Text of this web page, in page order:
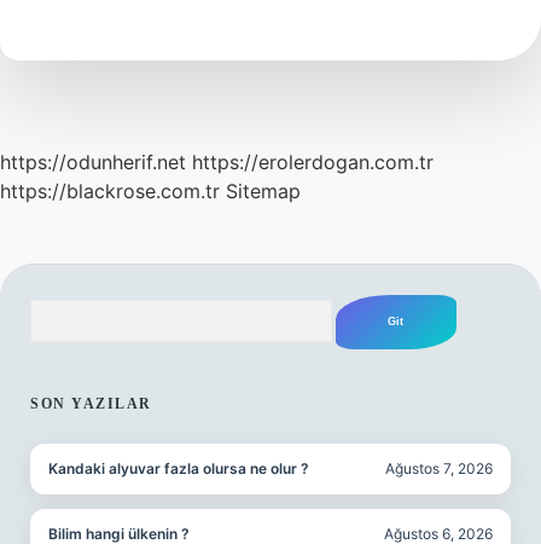
https://odunherif.net https://erolerdogan.com.tr
https://blackrose.com.tr Sitemap
SON YAZILAR
Kandaki alyuvar fazla olursa ne olur ? Ağustos 7, 2026
Bilim hangi ülkenin ? Ağustos 6, 2026